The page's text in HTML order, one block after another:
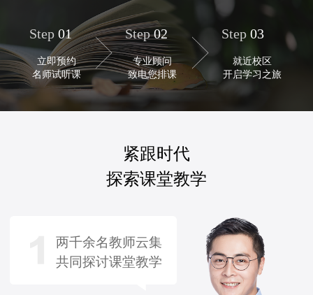
Step 01
立即预约
名师试听课
Step02
专业顾问
致电您排课
Step 03
就近校区
开启学习之旅
紧跟时代
探索课堂教学
两千余名教师云集
共同探讨课堂教学